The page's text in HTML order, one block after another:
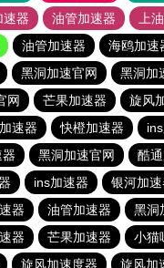
速器 油管加速器
上
油管加速器 海鸥加速
黑洞加速官网
黑洞加
网 芒果加速器
旋风
速器 快橙加速器
黑洞加速官网
酷
ins加速器
银河加速
器 油管加速器
黑洞
器 芒果加速器
小猫
旋风加速度器 旋风加